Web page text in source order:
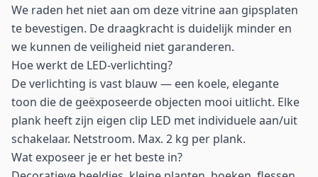
We raden het niet aan om deze vitrine aan gipsplaten
te bevestigen. De draagkracht is duidelijk minder en
we kunnen de veiligheid niet garanderen.
Hoe werkt de LED-verlichting?
De verlichting is vast blauw — een koele, elegante
toon die de geëxposeerde objecten mooi uitlicht. Elke
plank heeft zijn eigen clip LED met individuele aan/uit
schakelaar. Netstroom. Max. 2 kg per plank.
Wat exposeer je er het beste in?